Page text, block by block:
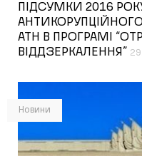
ПІДСУМКИ 2016
АНТИКОРУПЦІЙНОГО
АТН В ПРОГРАМІ
ВІДДЗЕРКАЛЕННЯ”
Новини